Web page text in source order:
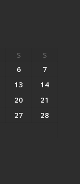
S
S
6
7
13
14
20
21
27
28